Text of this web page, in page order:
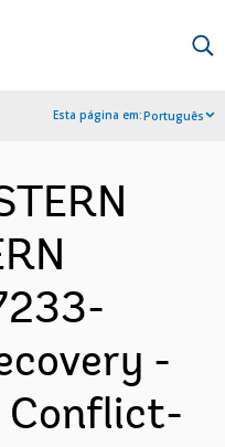
Esta página em:Português
-
Conflict-